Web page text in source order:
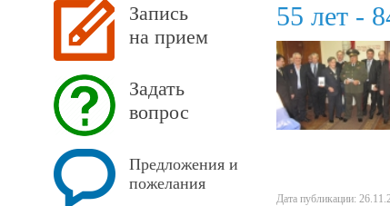
Запись
на прием
Задать
вопрос
Предложения и
пожелания
55 лет -
Дата публикации: